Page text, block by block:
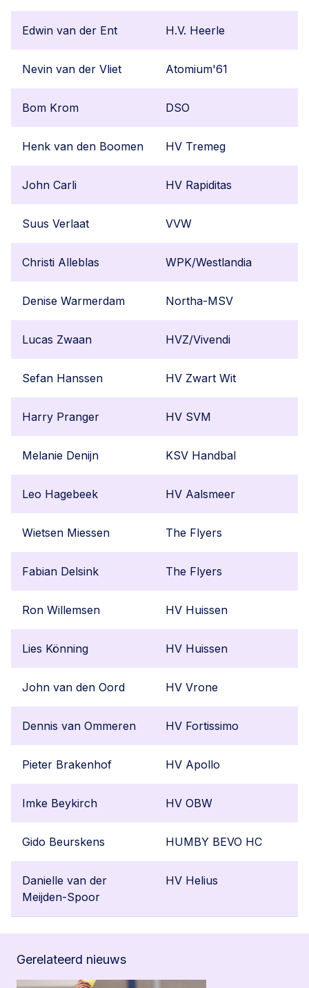
Edwin van der Ent H.V. Heerle
Nevin van der Vliet Atomium'61
Bom Krom DSO
Henk van den Boomen HV Tremeg
John Carli HV Rapiditas
Suus Verlaat VVW
Christi Alleblas WPK/Westlandia
Denise Warmerdam Northa-MSV
Lucas Zwaan HVZ/Vivendi
Sefan Hanssen HV Zwart Wit
Harry Pranger HV SVM
Melanie Denijn KSV Handbal
Leo Hagebeek HV Aalsmeer
Wietsen Miessen The Flyers
Fabian Delsink The Flyers
Ron Willemsen HV Huissen
Lies Könning HV Huissen
John van den Oord HV Vrone
Dennis van Ommeren HV Fortissimo
Pieter Brakenhof HV Apollo
Imke Beykirch HV OBW
Gido Beurskens HUMBY BEVO HC
Danielle van der
Meijden-Spoor
HV Helius
Gerelateerd nieuws